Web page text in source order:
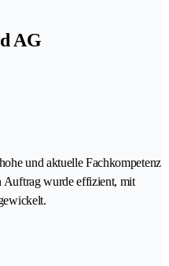
AG
und aktuelle Fachkompetenz
Auftrag wurde effizient, mit